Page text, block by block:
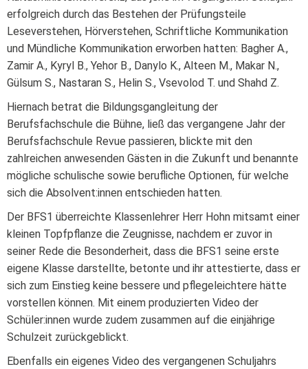
erfolgreich durch das Bestehen der Prüfungsteile
Leseverstehen, Hörverstehen, Schriftliche Kommunikation
und Mündliche Kommunikation erworben hatten: Bagher A.,
Zamir A., Kyryl B., Yehor B., Danylo K., Alteen M., Makar N.,
Gülsum S., Nastaran S., Helin S., Vsevolod T. und Shahd Z.
Hiernach betrat die Bildungsgangleitung der
Berufsfachschule die Bühne, ließ das vergangene Jahr der
Berufsfachschule Revue passieren, blickte mit den
zahlreichen anwesenden Gästen in die Zukunft und benannte
mögliche schulische sowie berufliche Optionen, für welche
sich die Absolvent:innen entschieden hatten.
Der BFS1 überreichte Klassenlehrer Herr Hohn mitsamt einer
kleinen Topfpflanze die Zeugnisse, nachdem er zuvor in
seiner Rede die Besonderheit, dass die BFS1 seine erste
eigene Klasse darstellte, betonte und ihr attestierte, dass er
sich zum Einstieg keine bessere und pflegeleichtere hätte
vorstellen können. Mit einem produzierten Video der
Schüler:innen wurde zudem zusammen auf die einjährige
Schulzeit zurückgeblickt.
Ebenfalls ein eigenes Video des vergangenen Schuljahrs